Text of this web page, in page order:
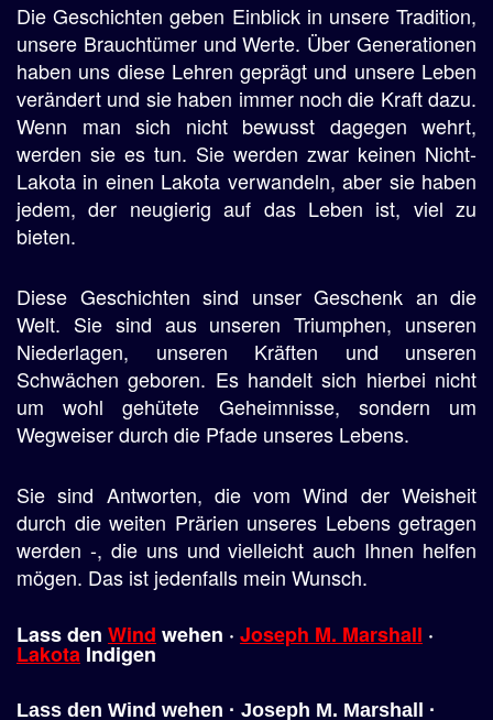
Die Geschichten geben Einblick in unsere Tradition,
unsere Brauchtümer und Werte. Über Generationen
haben uns diese Lehren geprägt und unsere Leben
verändert und sie haben immer noch die Kraft dazu.
Wenn man sich nicht bewusst dagegen wehrt,
werden sie es tun. Sie werden zwar keinen Nicht-
Lakota in einen Lakota verwandeln, aber sie haben
jedem, der neugierig auf das Leben ist, viel zu
bieten.
Diese Geschichten sind unser Geschenk an die
Welt. Sie sind aus unseren Triumphen, unseren
Niederlagen, unseren Kräften und unseren
Schwächen geboren. Es handelt sich hierbei nicht
um wohl gehütete Geheimnisse, sondern um
Wegweiser durch die Pfade unseres Lebens.
Sie sind Antworten, die vom Wind der Weisheit
durch die weiten Prärien unseres Lebens getragen
werden -, die uns und vielleicht auch Ihnen helfen
mögen. Das ist jedenfalls mein Wunsch.
Lass den Wind wehen · Joseph M. Marshall ·
Lakota Indigen
Lass den Wind wehen · Joseph M. Marshall ·